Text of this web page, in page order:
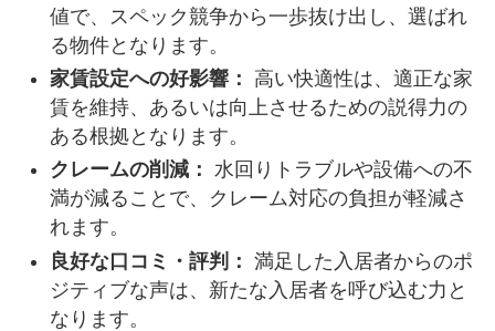
値で、スペック競争から一歩抜け出し、選ばれ
る物件となります。
家賃設定への好影響：
高い快適性は、適正な家
賃を維持、あるいは向上させるための説得力の
ある根拠となります。
クレームの削減： 水回りトラブルや設備への不
満が減ることで、クレーム対応の負担が軽減さ
れます。
良好な口コミ・評判： 満足した入居者からのポ
ジティブな声は、新たな入居者を呼び込む力と
なります。